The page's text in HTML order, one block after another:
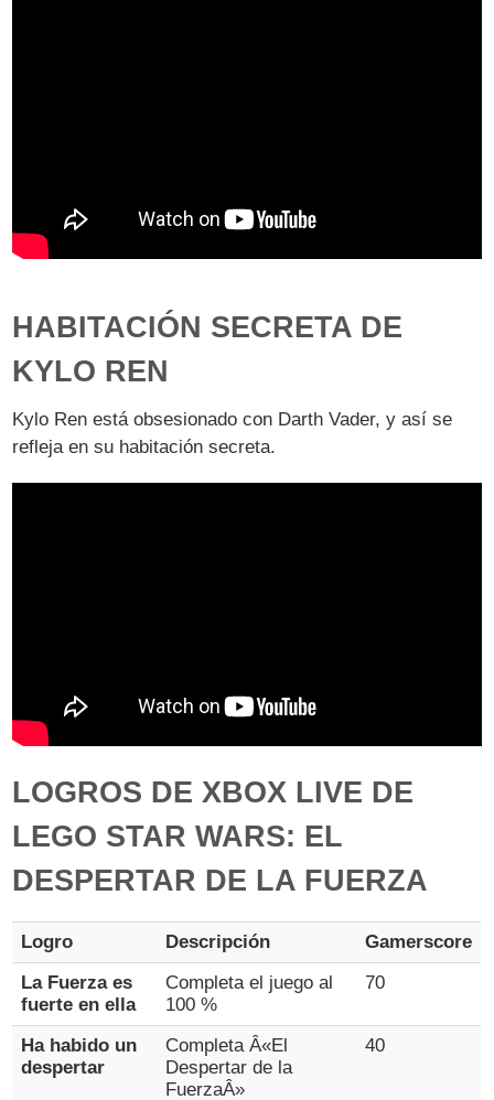
HABITACIÓN SECRETA DE
KYLO REN
Kylo Ren está obsesionado con Darth Vader, y así se
refleja en su habitación secreta.
LOGROS DE XBOX LIVE DE
LEGO STAR WARS: EL
DESPERTAR DE LA FUERZA
Logro Descripción
Gamerscore
La Fuerza es
fuerte en ella
Completa el juego al
100 %
70
Ha habido un
despertar
Completa Â«El
Despertar de la
FuerzaÂ»
40